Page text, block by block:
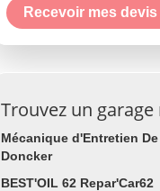
Recevoir mes
Trouvez un
Mécanique d'Entretien De
Doncker
BEST'OIL 62 Repar'Car62